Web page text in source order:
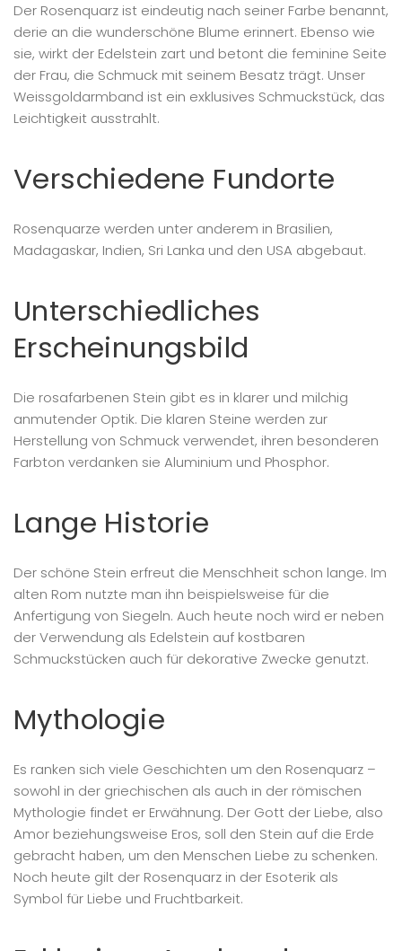
Der Rosenquarz ist eindeutig nach seiner Farbe benannt,
derie an die wunderschöne Blume erinnert. Ebenso wie
sie, wirkt der Edelstein zart und betont die feminine Seite
der Frau, die Schmuck mit seinem Besatz trägt. Unser
Weissgoldarmband ist ein exklusives Schmuckstück, das
Leichtigkeit ausstrahlt.
Verschiedene Fundorte
Rosenquarze werden unter anderem in Brasilien,
Madagaskar, Indien, Sri Lanka und den USA abgebaut.
Unterschiedliches
Erscheinungsbild
Die rosafarbenen Stein gibt es in klarer und milchig
anmutender Optik. Die klaren Steine werden zur
Herstellung von Schmuck verwendet, ihren besonderen
Farbton verdanken sie Aluminium und Phosphor.
Lange Historie
Der schöne Stein erfreut die Menschheit schon lange. Im
alten Rom nutzte man ihn beispielsweise für die
Anfertigung von Siegeln. Auch heute noch wird er neben
der Verwendung als Edelstein auf kostbaren
Schmuckstücken auch für dekorative Zwecke genutzt.
Mythologie
Es ranken sich viele Geschichten um den Rosenquarz –
sowohl in der griechischen als auch in der römischen
Mythologie findet er Erwähnung. Der Gott der Liebe, also
Amor beziehungsweise Eros, soll den Stein auf die Erde
gebracht haben, um den Menschen Liebe zu schenken.
Noch heute gilt der Rosenquarz in der Esoterik als
Symbol für Liebe und Fruchtbarkeit.